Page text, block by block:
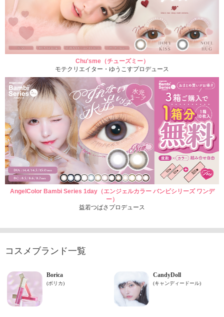
Chu'sme（チューズミー）
モテクリエイター・ゆうこすプロデュース
AngelColor Bambi Series 1day（エンジェルカラー バンビシリーズ ワンデ
ー）
益若つばさプロデュース
コスメブランド一覧